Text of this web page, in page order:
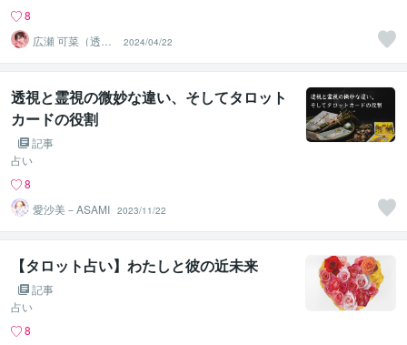
8
広瀬 可菜（透視
タロット⭐占い
師）
2024/04/22
透視と霊視の微妙な違い、そしてタロット
カードの役割
記事
占い
8
愛沙美－ASAMI 2023/11/22
【タロット占い】わたしと彼の近未来
記事
占い
8